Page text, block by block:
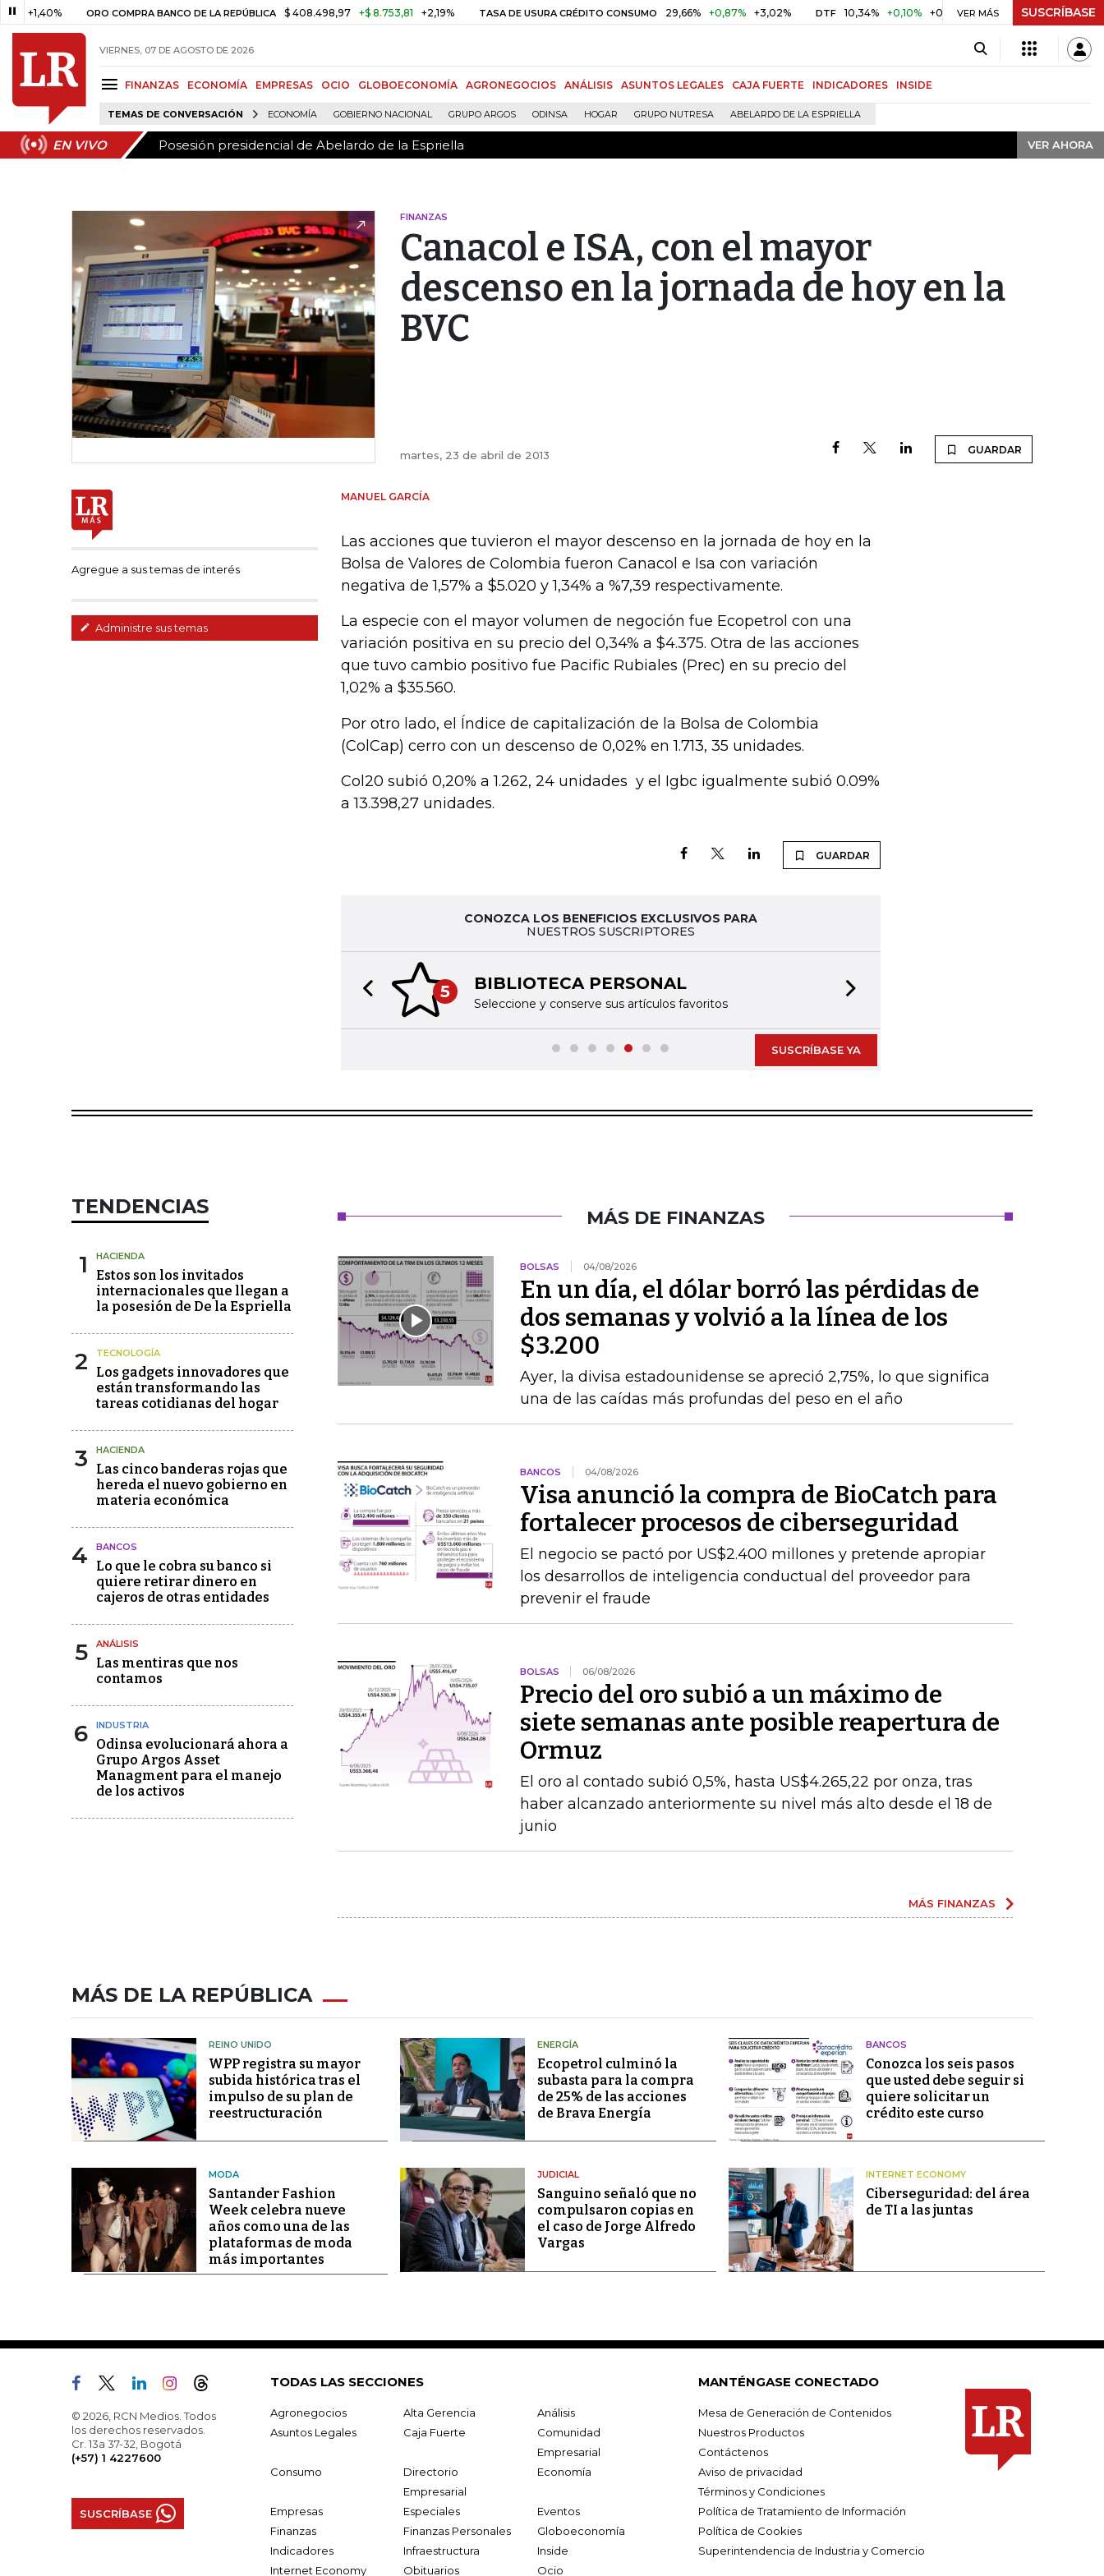
ORO COMPRA BANCO DE LA REPÚBLICA $ 408.498,97 +$ 8.753,81 +2,19% TASA DE USURA CRÉDITO CONSUMO 29,66% +0,87% +3,02% DTF 10,34% +0,10% +0,98% UVR $ 416,91 +$ 0,05
VER MÁS SUSCRÍBASE
VIERNES, 07 DE AGOSTO DE 2026
FINANZAS ECONOMÍA EMPRESAS OCIO GLOBOECONOMÍA AGRONEGOCIOS ANÁLISIS ASUNTOS LEGALES CAJA FUERTE INDICADORES INSIDE
TEMAS DE CONVERSACIÓN ECONOMÍA GOBIERNO NACIONAL GRUPO ARGOS ODINSA HOGAR GRUPO NUTRESA ABELARDO DE LA ESPRIELLA
EN VIVO Posesión presidencial de Abelardo de la Espriella VER AHORA
EN VIVO Posesión presidencial de Abelardo de la Espriella VER AHORA
FINANZAS
Canacol e ISA, con el mayor
descenso en la jornada de hoy en la
BVC
martes, 23 de abril de 2013 GUARDAR
Agregue a sus temas de interés
Administre sus temas
MANUEL GARCÍA
Las acciones que tuvieron el mayor descenso en la jornada de hoy en la
Bolsa de Valores de Colombia fueron Canacol e Isa con variación
negativa de 1,57% a $5.020 y 1,34% a %7,39 respectivamente.
La especie con el mayor volumen de negoción fue Ecopetrol con una
variación positiva en su precio del 0,34% a $4.375. Otra de las acciones
que tuvo cambio positivo fue Pacific Rubiales (Prec) en su precio del
1,02% a $35.560.
Por otro lado, el Índice de capitalización de la Bolsa de Colombia
(ColCap) cerro con un descenso de 0,02% en 1.713, 35 unidades.
Col20 subió 0,20% a 1.262, 24 unidades y el Igbc igualmente subió 0.09%
a 13.398,27 unidades.
GUARDAR
CONOZCA LOS BENEFICIOS EXCLUSIVOS PARA
NUESTROS SUSCRIPTORES
5 BIBLIOTECA PERSONAL
Seleccione y conserve sus artículos favoritos
Previous slide
SUSCRÍBASE YA
TENDENCIAS
1 HACIENDA
Estos son los invitados
internacionales que llegan a
la posesión de De la Espriella
2 TECNOLOGÍA
Los gadgets innovadores que
están transformando las
tareas cotidianas del hogar
3 HACIENDA
Las cinco banderas rojas que
hereda el nuevo gobierno en
materia económica
4 BANCOS
Lo que le cobra su banco si
quiere retirar dinero en
cajeros de otras entidades
5 ANÁLISIS
Las mentiras que nos
contamos
6 INDUSTRIA
Odinsa evolucionará ahora a
Grupo Argos Asset
Managment para el manejo
de los activos
MÁS DE FINANZAS
BOLSAS 04/08/2026
En un día, el dólar borró las pérdidas de
dos semanas y volvió a la línea de los
$3.200
Ayer, la divisa estadounidense se apreció 2,75%, lo que significa
una de las caídas más profundas del peso en el año
BANCOS 04/08/2026
Visa anunció la compra de BioCatch para
fortalecer procesos de ciberseguridad
El negocio se pactó por US$2.400 millones y pretende apropiar
los desarrollos de inteligencia conductual del proveedor para
prevenir el fraude
BOLSAS 06/08/2026
Precio del oro subió a un máximo de
siete semanas ante posible reapertura de
Ormuz
El oro al contado subió 0,5%, hasta US$4.265,22 por onza, tras
haber alcanzado anteriormente su nivel más alto desde el 18 de
junio
MÁS FINANZAS
MÁS DE LA REPÚBLICA
REINO UNIDO
WPP registra su mayor
subida histórica tras el
impulso de su plan de
reestructuración
ENERGÍA
Ecopetrol culminó la
subasta para la compra
de 25% de las acciones
de Brava Energía
BANCOS
Conozca los seis pasos
que usted debe seguir si
quiere solicitar un
crédito este curso
MODA
Santander Fashion
Week celebra nueve
años como una de las
plataformas de moda
más importantes
JUDICIAL
Sanguino señaló que no
compulsaron copias en
el caso de Jorge Alfredo
Vargas
INTERNET ECONOMY
Ciberseguridad: del área
de TI a las juntas
© 2026, RCN Medios. Todos
los derechos reservados.
Cr. 13a 37-32, Bogotá
(+57) 1 4227600
SUSCRÍBASE
TODAS LAS SECCIONES
Agronegocios Alta Gerencia
Análisis
Asuntos Legales
Caja Fuerte
Comunidad
Empresarial
Consumo
Directorio
Empresarial
Economía
Empresas Especiales
Eventos
Finanzas
Finanzas Personales
Globoeconomía
Indicadores
Infraestructura
Inside
Internet Economy
Obituarios Ocio
MANTÉNGASE CONECTADO
Mesa de Generación de Contenidos
Nuestros Productos
Contáctenos
Aviso de privacidad
Términos y Condiciones
Política de Tratamiento de Información
Política de Cookies
Superintendencia de Industria y Comercio